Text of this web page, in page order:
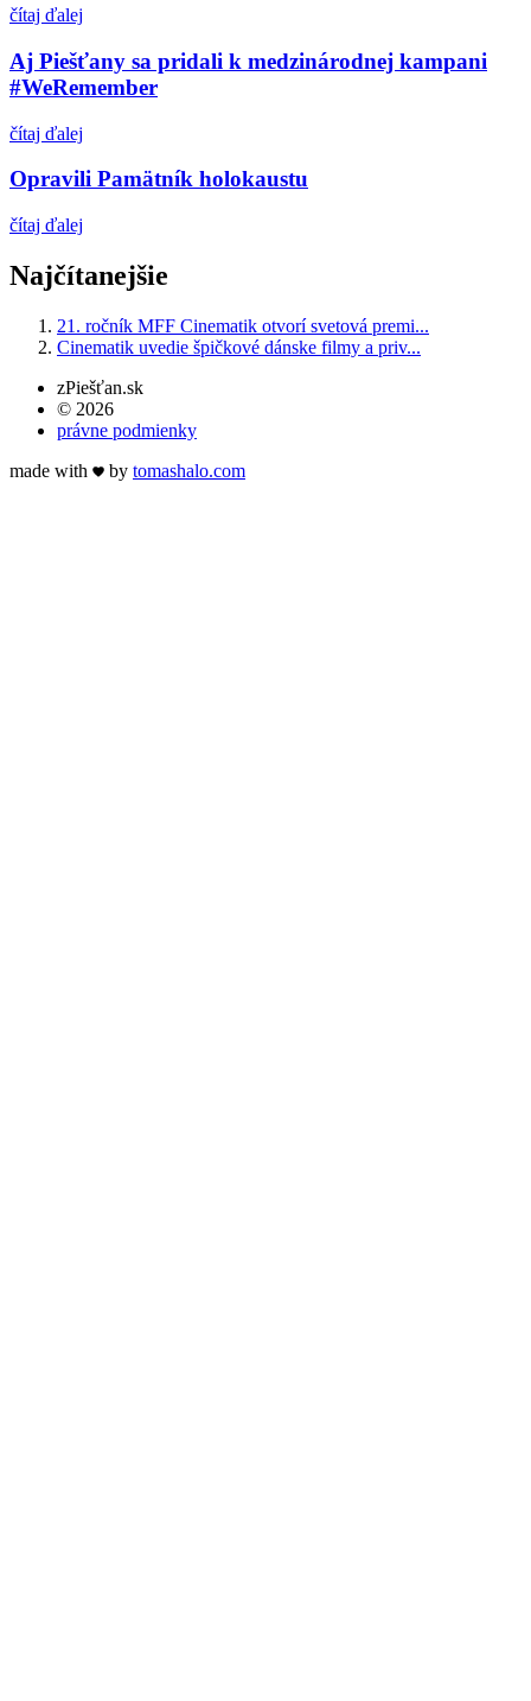
čítaj ďalej
Aj Piešťany sa pridali k medzinárodnej kampani
#WeRemember
čítaj ďalej
Opravili Pamätník holokaustu
čítaj ďalej
Najčítanejšie
21. ročník MFF Cinematik otvorí svetová premi...
Cinematik uvedie špičkové dánske filmy a priv...
zPiešťan.sk
© 2026
právne podmienky
made with
by tomashalo.com